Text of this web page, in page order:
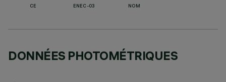
CE ENEC-03 NOM
DONNÉES PHOTOMÉTRIQUES